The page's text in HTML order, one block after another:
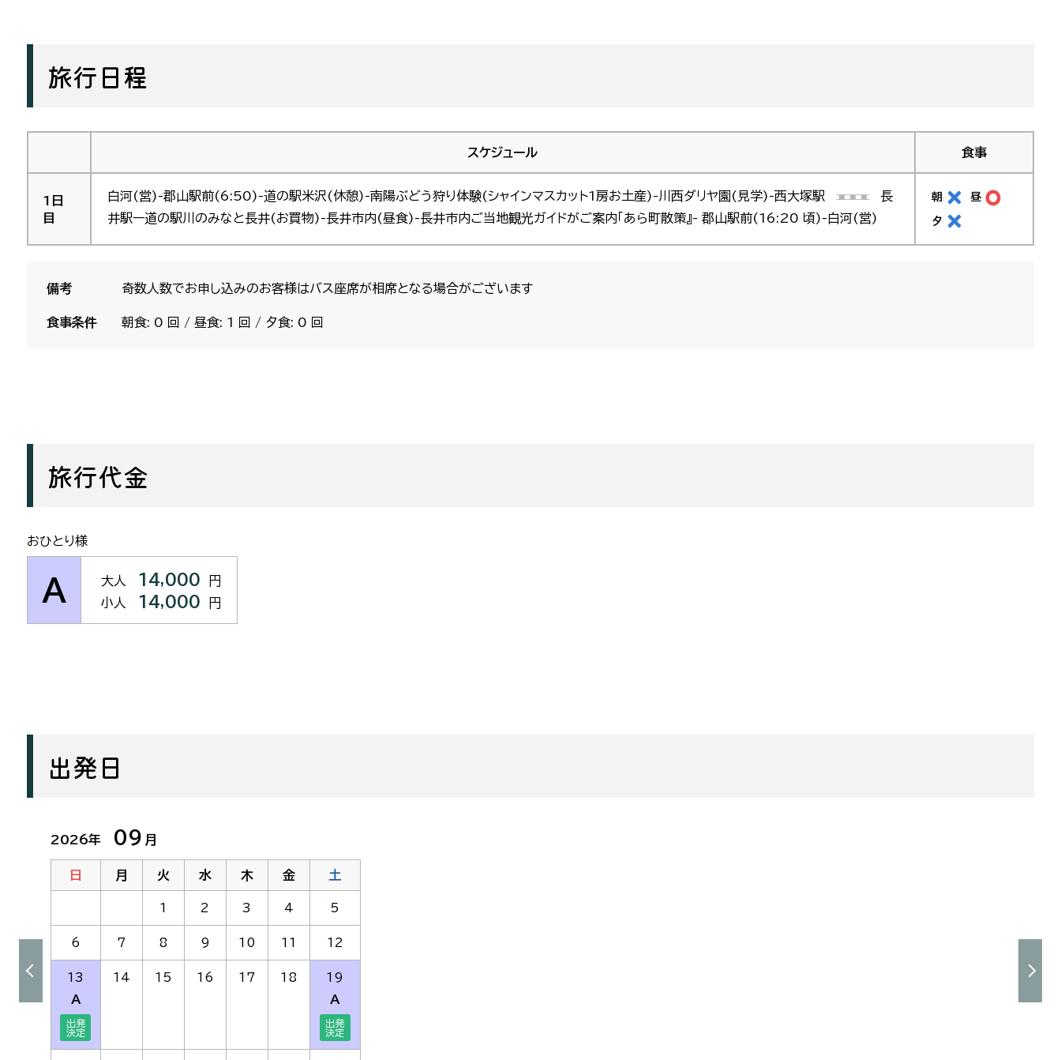
旅行日程
スケジュール 食事
1日
目
白河(営)-郡山駅前(6:50)-道の駅米沢(休憩)-南陽ぶどう狩り体験(シャインマスカット1房お土産)-川西ダリヤ園(見学)-西大塚駅
長
井駅ー道の駅川のみなと長井(お買物)-長井市内(昼食)-長井市内ご当地観光ガイドがご案内「あら町散策』- 郡山駅前(16:20 頃)-白河(営)
朝 昼
夕
備考 奇数人数でお申し込みのお客様はバス座席が相席となる場合がございます
食事条件 朝食: 0 回 / 昼食: 1 回 / 夕食: 0 回
旅行代金
おひとり様
A 大人 14,000
円
小人
14,000 円
出発日
2026年 09 月
日 月 火 水 木 金 土
1 2 3 4 5
6 7 8 9 10 11 12
13
A
14 15 16 17 18 19
A